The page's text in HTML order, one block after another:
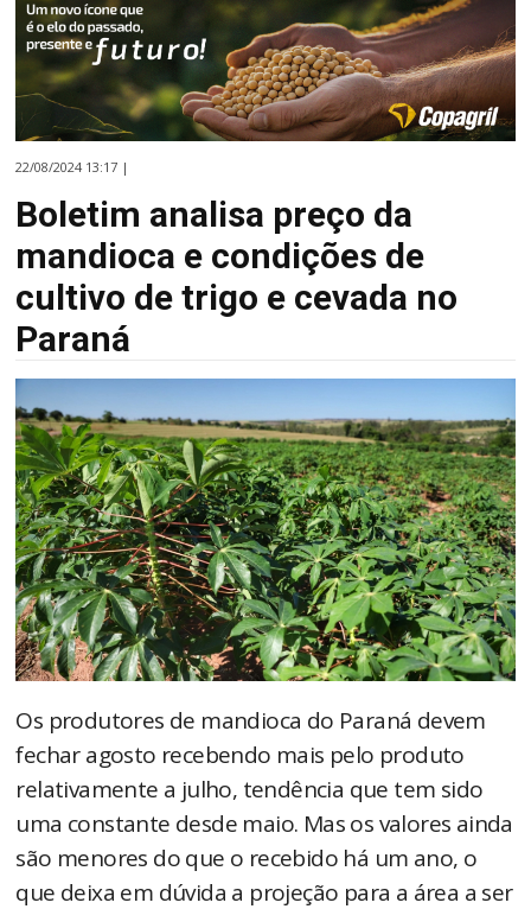
22/08/2024 13:17 |
Boletim analisa preço da
mandioca e condições de
cultivo de trigo e cevada no
Paraná
Os produtores de mandioca do Paraná devem
fechar agosto recebendo mais pelo produto
relativamente a julho, tendência que tem sido
uma constante desde maio. Mas os valores ainda
são menores do que o recebido há um ano, o
que deixa em dúvida a projeção para a área a ser